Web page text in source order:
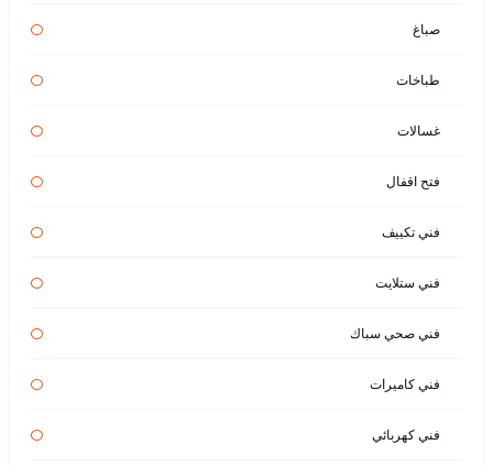
صباغ
طباخات
غسالات
فتح اقفال
فني تكييف
فني ستلايت
فني صحي سباك
فني كاميرات
فني كهربائي